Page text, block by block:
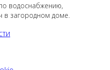
водоснабжению,
в загородном доме.